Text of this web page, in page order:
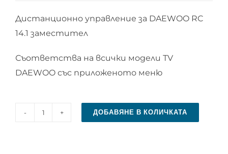
Дистанционно управление за DAEWOO RC
14.1 заместител
Съответства на всички модели TV
DAEWOO със приложеното меню
количество
ДОБАВЯНЕ В КОЛИЧКАТА